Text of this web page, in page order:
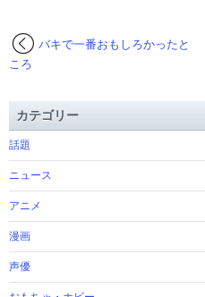
バキで一番おもしろかったと
ころ
カテゴリー
話題
ニュース
アニメ
漫画
声優